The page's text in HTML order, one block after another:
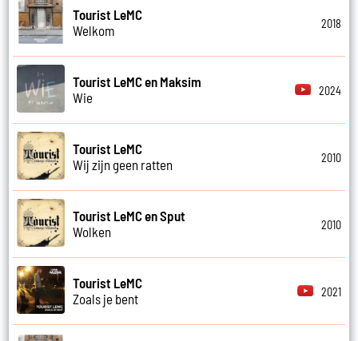
Tourist LeMC
Welkom
2018
Tourist LeMC en Maksim
Wie
2024
Tourist LeMC
Wij zijn geen ratten
2010
Tourist LeMC en Sput
Wolken
2010
Tourist LeMC
Zoals je bent
2021